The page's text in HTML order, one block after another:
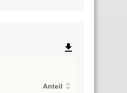
file_download
Anteil